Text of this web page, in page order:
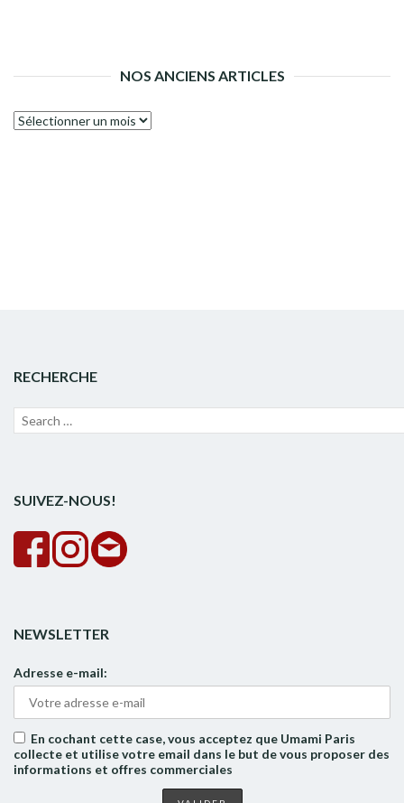
NOS ANCIENS ARTICLES
Nos
RECHERCHE
Recherche
SUIVEZ-NOUS!
NEWSLETTER
Adresse e-mail:
En cochant cette case, vous acceptez que Umami Paris
collecte et utilise votre email dans le but de vous proposer des
informations et offres commerciales